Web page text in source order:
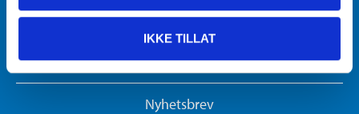
IKKE TILLAT
Biltema Café
Biltema Bedrift
Nyhetsbrev